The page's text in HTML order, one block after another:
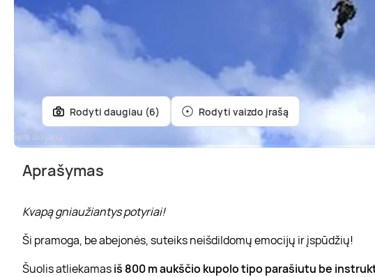
Rodyti daugiau (6) Rodyti vaizdo įrašą
Aprašymas
Kvapą gniaužiantys potyriai!
Ši pramoga, be abejonės, suteiks neišdildomų emocijų ir įspūdžių!
Šuolis atliekamasiš 800 m aukščio kupolo tipo parašiutu be